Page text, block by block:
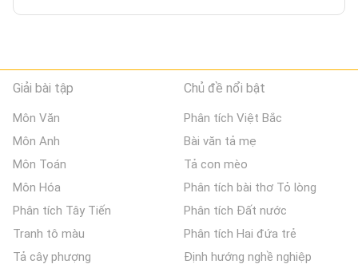
Giải bài tập
Môn Văn
Môn Anh
Môn Toán
Môn Hóa
Phân tích Tây Tiến
Tranh tô màu
Tả cây phượng
Chủ đề nổi bật
Phân tích Việt Bắc
Bài văn tả mẹ
Tả con mèo
Phân tích bài thơ Tỏ lòng
Phân tích Đất nước
Phân tích Hai đứa trẻ
Định hướng nghề nghiệp